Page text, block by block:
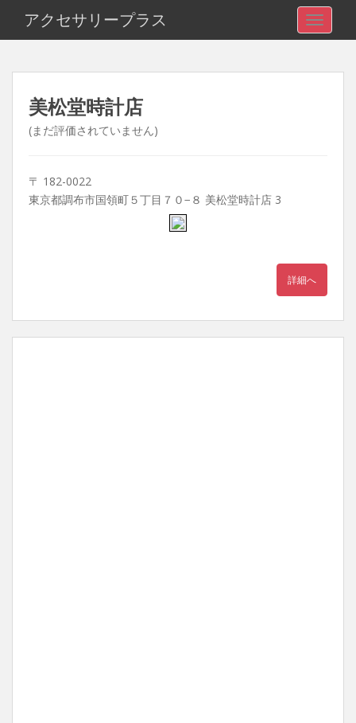
アクセサリープラス
美松堂時計店
(まだ評価されていません)
〒 182-0022
東京都調布市国領町５丁目７０−８ 美松堂時計店 3
詳細へ